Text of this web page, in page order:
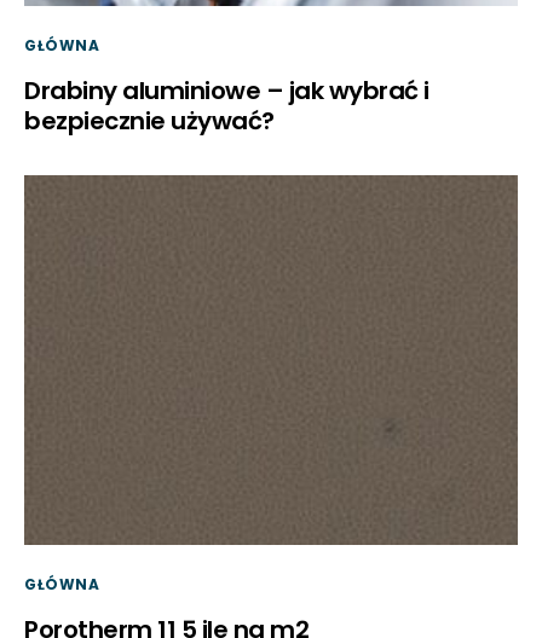
GŁÓWNA
Drabiny aluminiowe – jak wybrać i
bezpiecznie używać?
GŁÓWNA
Porotherm 11 5 ile na m2